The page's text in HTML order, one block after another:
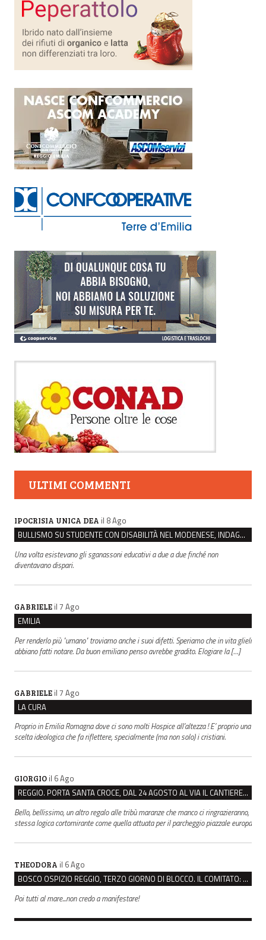
ULTIMI COMMENTI
IPOCRISIA UNICA DEA il 8 Ago
BULLISMO SU STUDENTE CON DISABILITÀ NEL MODENESE, INDAGATI DUE RAGAZZI DI 16 ANNI
Una volta esistevano gli sganassoni educativi a due a due finché non
diventavano dispari.
GABRIELE il 7 Ago
EMILIA
Per renderlo più "umano" troviamo anche i suoi difetti. Speriamo che in vita glieli
abbiano fatti notare. Da buon emiliano penso avrebbe gradito. Elogiare la […]
GABRIELE il 7 Ago
LA CURA
Proprio in Emilia Romagna dove ci sono molti Hospice all’altezza ! E’ proprio una
scelta ideologica che fa riflettere, specialmente (ma non solo) i cristiani.
GIORGIO il 6 Ago
REGGIO. PORTA SANTA CROCE, DAL 24 AGOSTO AL VIA IL CANTIERE PER IL NUOVO COLLETTORE FOGNARIO
Bello, bellissimo, un altro regalo alle tribù maranze che manco ci ringrazieranno,
stessa logica cortomirante come quella attuata per il parcheggio piazzale europa
THEODORA il 6 Ago
BOSCO OSPIZIO REGGIO, TERZO GIORNO DI BLOCCO. IL COMITATO: “PRESIDIO FINO A VENERDÌ”
Poi tutti al mare...non credo a manifestare!